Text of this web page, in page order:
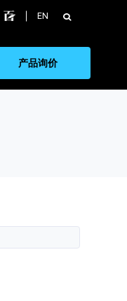
EN 搜
索：
产品询价